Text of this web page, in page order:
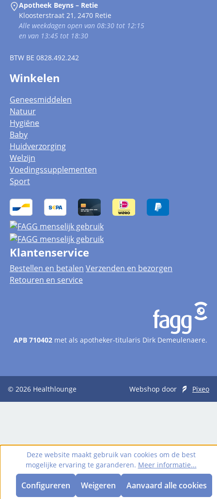
Apotheek Beyns – Retie
Kloosterstraat 21, 2470 Retie
Alle weekdagen open van 08:30 tot 12:15
en van 13:45 tot 18:30
BTW BE 0828.492.242
Winkelen
Geneesmiddelen
Natuur
Hygiëne
Baby
Huidverzorging
Welzijn
Voedingssupplementen
Sport
Klantenservice
Bestellen en betalen Verzenden en bezorgen
Retouren en service
APB 710402 met als apotheker-titularis Dirk Demeulenaere.
© 2026 Healthlounge Webshop door Pixeo
Deze website maakt gebruik van cookies om de best
mogelijke ervaring te garanderen. Meer informatie...
Weigeren
Configureren Aanvaard alle cookies